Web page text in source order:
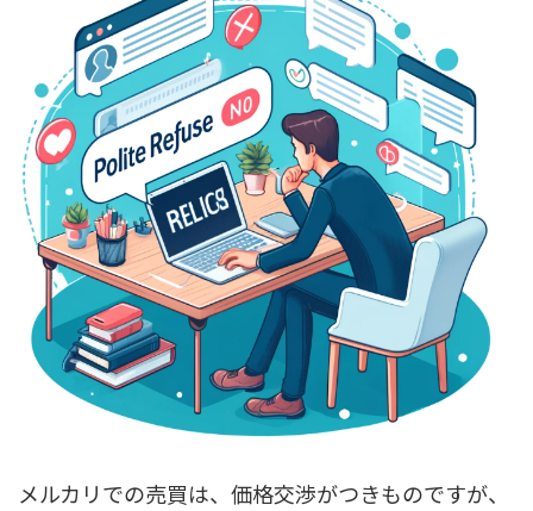
メルカリでの売買は、価格交渉がつきものですが、